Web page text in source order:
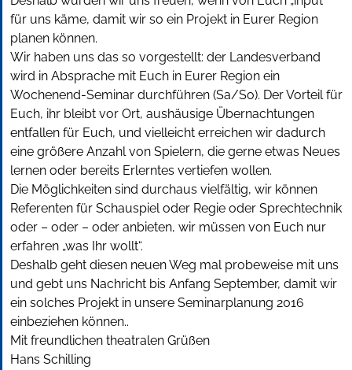
für uns käme, damit wir so ein Projekt in Eurer Region
planen können.
Wir haben uns das so vorgestellt: der Landesverband
wird in Absprache mit Euch in Eurer Region ein
Wochenend-Seminar durchführen (Sa/So). Der Vorteil für
Euch, ihr bleibt vor Ort, aushäusige Übernachtungen
entfallen für Euch, und vielleicht erreichen wir dadurch
eine größere Anzahl von Spielern, die gerne etwas Neues
lernen oder bereits Erlerntes vertiefen wollen.
Die Möglichkeiten sind durchaus vielfältig, wir können
Referenten für Schauspiel oder Regie oder Sprechtechnik
oder – oder – oder anbieten, wir müssen von Euch nur
erfahren „was Ihr wollt“.
Deshalb geht diesen neuen Weg mal probeweise mit uns
und gebt uns Nachricht bis Anfang September, damit wir
ein solches Projekt in unsere Seminarplanung 2016
einbeziehen können..
Mit freundlichen theatralen Grüßen
Hans Schilling